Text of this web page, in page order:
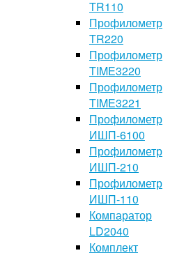
TR110
Профилометр
TR220
Профилометр
TIME3220
Профилометр
TIME3221
Профилометр
ИШП-6100
Профилометр
ИШП-210
Профилометр
ИШП-110
Компаратор
LD2040
Комплект